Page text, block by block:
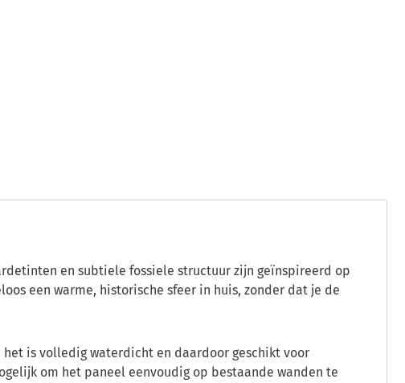
en subtiele fossiele structuur zijn geïnspireerd op
een warme, historische sfeer in huis, zonder dat je de
is volledig waterdicht en daardoor geschikt voor
om het paneel eenvoudig op bestaande wanden te